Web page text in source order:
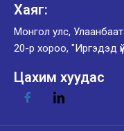
Хаяг:
Монгол улс,
20-р хороо, "Иргэдэд
Цахим хуудас